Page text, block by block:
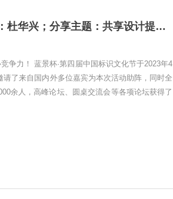
中国标识文化节圆桌交流会，分享嘉宾：杜华兴；分享主题：共享设计提升企业核心竞争力！
争力！ 蓝景杯·第四届中国标识文化节于2023年4
了来自国内外多位嘉宾为本次活动助阵，同时全
余人，高峰论坛、圆桌交流会等各项论坛获得了